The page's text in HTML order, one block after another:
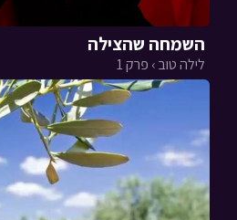
השמחה שהצילה
לילה טוב › פרק 1